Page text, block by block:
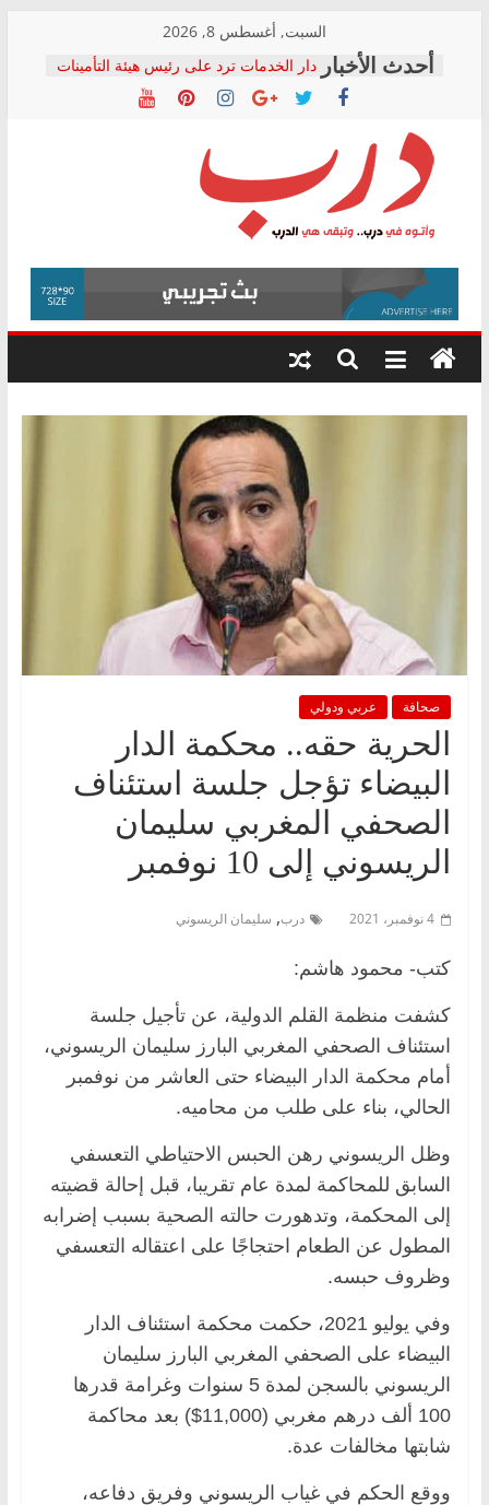
content
السبت, أغسطس 8, 2026
دار الخدمات ترد على رئيس هيئة التأمينات
بعد مؤتمره الصحفي: إنكار الأزمة لا ينهي
معاناة أصحاب المعاشات.. ونطالب بكشف
فرحات سليمان يكتب: القطاع الصحي إلى
أين؟
حزب التحالف الشعبي يطلق لجنة “الحق
في الصحة” بالإسكندرية لرصد الانتهاكات
ودعم المرضى
الوزاري لمدينة الصحفيين.. وانتهاء أعمال
إنشاء المبنى الإداري
المجلس القومي لحقوق الإنسان يعلن
متابعة قضية الدكتور محمد زهران.. ويؤكد:
قرينة البراءة وضمانات المحاكمة العادلة
درب
وأتوه
درب..
وتبقى
هي
صحافة عربي ودولي
الحرية حقه.. محكمة الدار
البيضاء تؤجل جلسة استئناف
الصحفي المغربي سليمان
الريسوني إلى 10 نوفمبر
4 نوفمبر، 2021 درب, سليمان الريسوني
كتب- محمود هاشم:
كشفت منظمة القلم الدولية، عن تأجيل جلسة
استئناف الصحفي المغربي البارز سليمان الريسوني،
أمام محكمة الدار البيضاء حتى العاشر من نوفمبر
الحالي، بناء على طلب من محاميه.
وظل الريسوني رهن الحبس الاحتياطي التعسفي
السابق للمحاكمة لمدة عام تقريبا، قبل إحالة قضيته
إلى المحكمة، وتدهورت حالته الصحية بسبب إضرابه
المطول عن الطعام احتجاجًا على اعتقاله التعسفي
وظروف حبسه.
وفي يوليو 2021، حكمت محكمة استئناف الدار
البيضاء على الصحفي المغربي البارز سليمان
الريسوني بالسجن لمدة 5 سنوات وغرامة قدرها
100 ألف درهم مغربي (11,000$) بعد محاكمة
شابتها مخالفات عدة.
ووقع الحكم في غياب الريسوني وفريق دفاعه،